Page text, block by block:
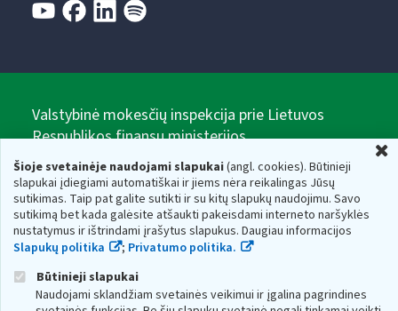
Šioje svetainėje naudojami slapukai(angl. cookies). Būtinieji
slapukai įdiegiami automatiškai ir jiems nėra reikalingas Jūsų
sutikimas. Taip pat galite sutikti ir su kitų slapukų naudojimu. Savo
sutikimą bet kada galėsite atšaukti pakeisdami interneto naršyklės
nustatymus ir ištrindami įrašytus slapukus. Daugiau informacijos
Slapukų politika
; Privatumo politika.
Būtinieji slapukai
Naudojami sklandžiam svetainės veikimui ir įgalina pagrindines
Valstybinė mokesčių inspekcija prie Lietuvos
Respublikos finansų ministerijos
Biudžetinė įstaiga. Juridinio asmens kodas — 188659752,
adresas: Vasario 16-osios g. 14, 01107 Vilnius, Lietuva, el.paštas:
vmi@vmi.lt, E. pristatymo dėžutės adresas 188659752
Duomenys apie Valstybinę mokesčių inspekciją prie Lietuvos
Respublikos finansų ministerijos kaupiami ir saugomi Juridinių
asmenų registre